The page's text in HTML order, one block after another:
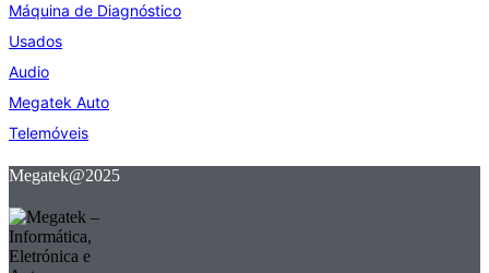
Máquina de Diagnóstico
Usados
Audio
Megatek Auto
Telemóveis
Megatek@2025